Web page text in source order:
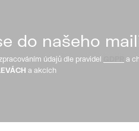
do našeho
údajů dle pravidel
a
a akcích